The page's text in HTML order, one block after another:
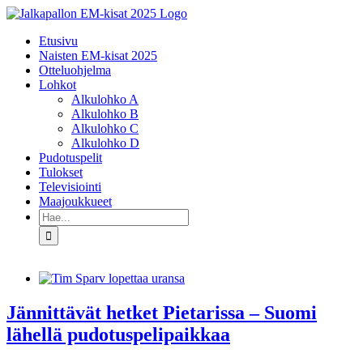
Skip
contentEtusivu
Naisten EM-kisat 2025
Otteluohjelma
Lohkot
Alkulohko A
Alkulohko B
Alkulohko C
Alkulohko D
Pudotuspelit
Tulokset
Televisiointi
Maajoukkueet
Etsi
...
Jännittävät hetket Pietarissa – Suomi
lähellä pudotuspelipaikkaa